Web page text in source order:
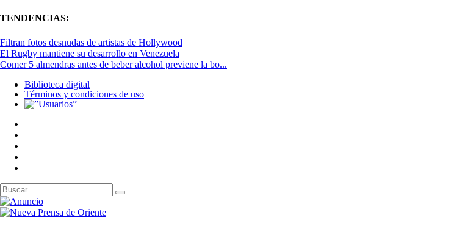
TENDENCIAS:
Filtran fotos desnudas de artistas de Hollywood
El Rugby mantiene su desarrollo en Venezuela
Comer 5 almendras antes de beber alcohol previene la bo...
Biblioteca digital
Términos y condiciones de uso